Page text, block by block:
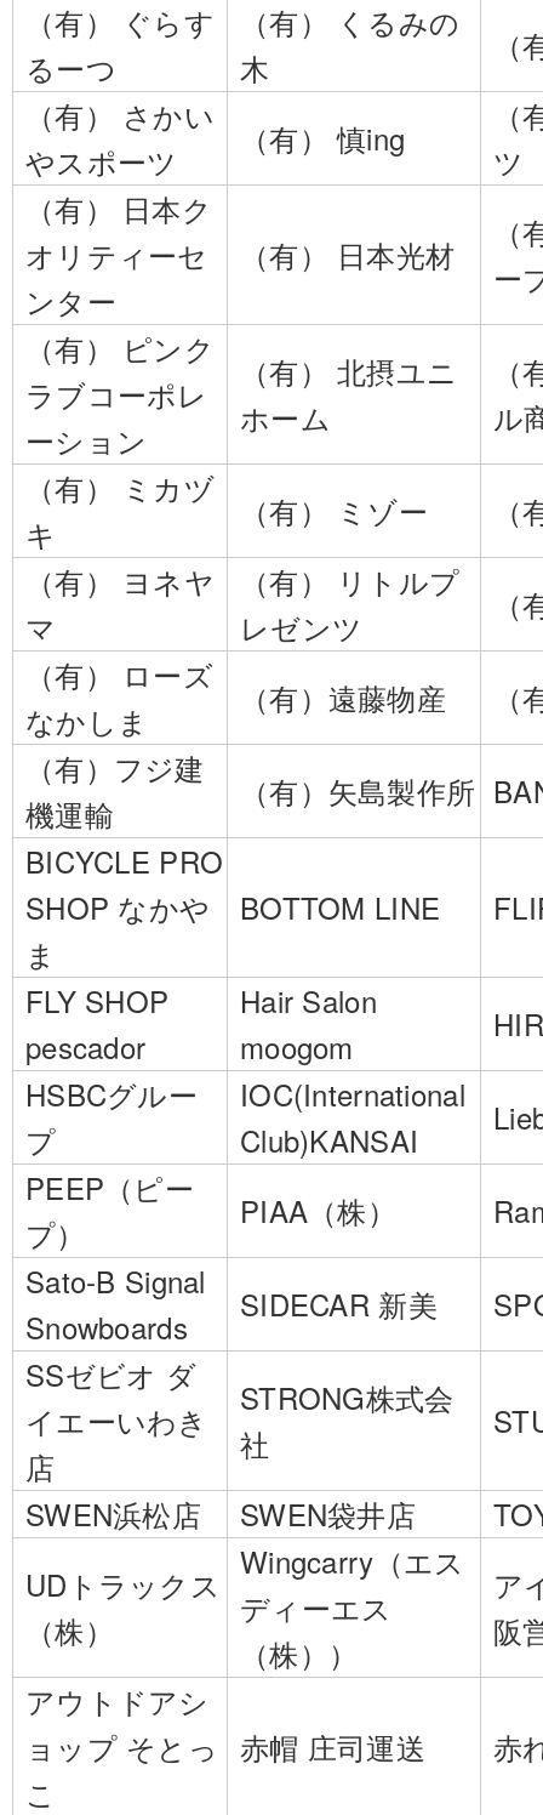
（有） ぐらす
るーつ
（有） くるみの
木
（有） さかい
やスポーツ
（有） 慎ing
ツ
（有） 日本ク
オリティーセ
ンター
（有） 日本光材
ー
（有） ピンク
ラブコーポレ
ーション
（有） 北摂ユニ
ホーム
ル
（有） ミカヅ
キ
（有） ミゾー
（有） ヨネヤ
マ
（有） リトルプ
レゼンツ
（有） ローズ
なかしま
（有）遠藤物産
（有）フジ建
機運輸
（有）矢島製作所
BICYCLE PRO
SHOP なかや
ま
BOTTOM LINE
FLY SHOP
pescador
Hair Salon
moogom
HSBCグルー
プ
IOC(International
Club)KANSAI
PEEP（ピー
プ）
PIAA（株）
Sato-B Signal
Snowboards
SIDECAR 新美
SSゼビオ ダ
イエーいわき
店
STRONG株式会
社
SWEN浜松店 SWEN袋井店
UDトラックス
（株）
Wingcarry（エス
ディーエス
（株））
ア
阪
アウトドアシ
ョップ そとっ
こ
赤帽 庄司運送 赤